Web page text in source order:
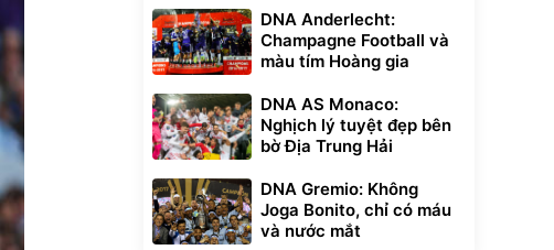
DNA Anderlecht:
Champagne Football và
màu tím Hoàng gia
DNA AS Monaco:
Nghịch lý tuyệt đẹp bên
bờ Địa Trung Hải
DNA Gremio: Không
Joga Bonito, chỉ có máu
và nước mắt